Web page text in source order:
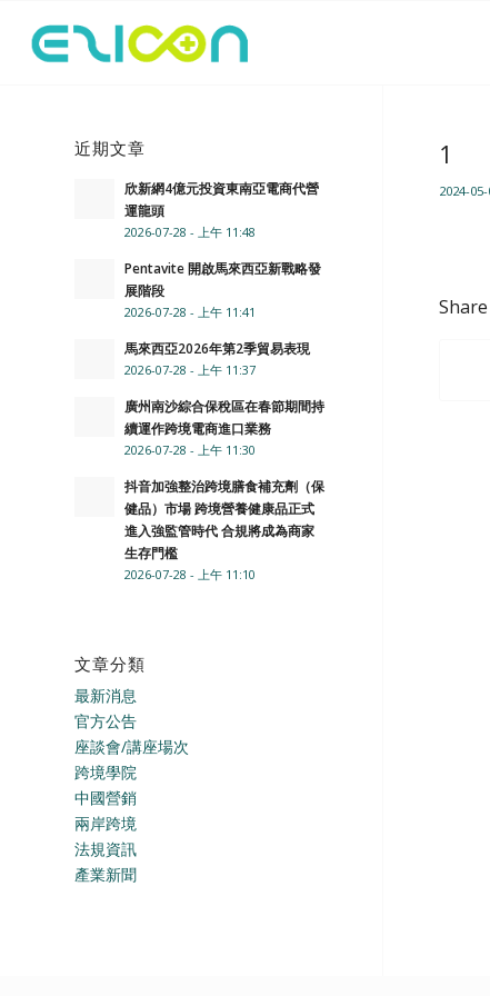
1
2024-
近期文章
欣新網4億元投資東南亞電商代營
運龍頭
2026-07-28 - 上午 11:48
Pentavite 開啟馬來西亞新戰略發
展階段
2026-07-28 - 上午 11:41
馬來西亞2026年第2季貿易表現
2026-07-28 - 上午 11:37
廣州南沙綜合保稅區在春節期間持
續運作跨境電商進口業務
2026-07-28 - 上午 11:30
抖音加強整治跨境膳食補充劑（保
健品）市場 跨境營養健康品正式
進入強監管時代 合規將成為商家
生存門檻
2026-07-28 - 上午 11:10
文章分類
最新消息
官方公告
座談會/講座場次
跨境學院
中國營銷
兩岸跨境
法規資訊
產業新聞